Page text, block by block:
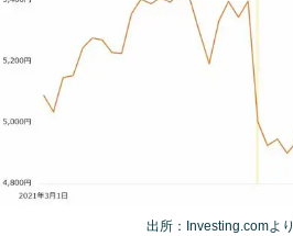
出所：Investing.comよ